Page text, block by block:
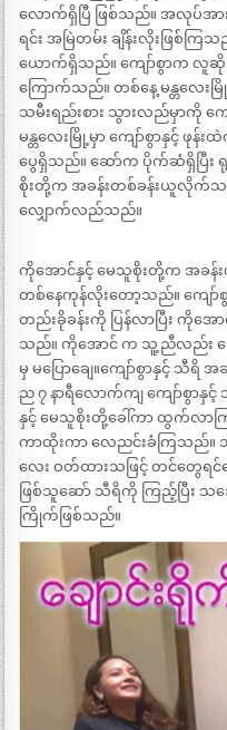
လောက်ရှိပြီ ဖြစ်သည်။ အလုပ်အာ
ရင်း အမြဲတမ်း ချိန်းလိုးဖြစ်က
ယောက်ရှိသည်။ ကျော်စွာက လူဆို
ကြောက်သည်။ တစ်နေ့ မန္တလေး
သမီးရည်းစား သွားလည်မှာကို
မန္တလေးမြို့မှာ ကျော်စွာနှင့်
ပွေရှိသည်။ ဆော်က ပိုက်ဆံရှိပြီး
စိုးတို့က အခန်းတစ်ခန်းယူလိုက်သည်
လျှောက်လည်သည်။
ကိုအောင်နှင့် မေသူစိုးတို့က အခန်း
တစ်နေကုန်လိုးတော့သည်။ ကျော်
တည်းခိုခန်းကို ပြန်လာပြီး ကိုအ
သည်။ ကိုအောင် က သူ့ညီလည်း ဆေ
မှ မပြောချေ။ကျော်စွာနှင့် သီရိ
ည ၇ နာရီလောက်ကျ ကျော်စွာနှ
နှင့် မေသူစိုးတို့ခေါ်ကာ ထွက်လာကြ
ကာထိုးကာ လေညင်းခံကြသည်
လေး ဝတ်ထားသဖြင့် တင်တွေရ
ဖြစ်သူဆော် သီရိကို ကြည့်ပြီး သဘ
ကြိုက်ဖြစ်သည်။